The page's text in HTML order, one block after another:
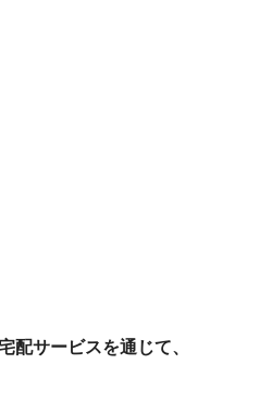
配サービスを通じて、